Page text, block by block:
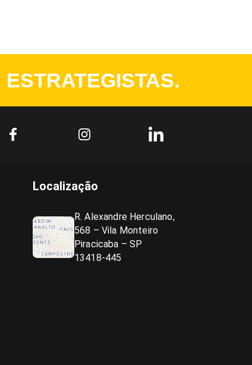
Localização
R. Alexandre Herculano,
568 – Vila Monteiro
Piracicaba – SP
13418-445